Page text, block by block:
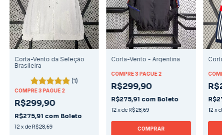
Corta-Vento da Seleção
Brasileira
(1)
COMPRE 3 PAGUE 2
R$299,90
R$275,91 com Boleto
12xdeR$28,69
Corta-Vento - Argentina
COMPRE 3 PAGUE 2
R$299,90
R$275,91 com Boleto
12xdeR$28,69
COMPRAR
12 x